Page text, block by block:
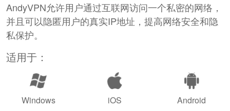
AndyVPN允许用户通过互联网访问一个私密的网络，
并且可以隐匿用户的真实IP地址，提高网络安全和隐
私保护。
适用于：
Windows iOS Android